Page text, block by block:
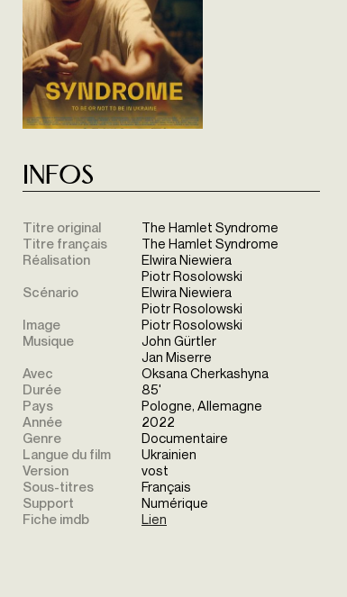
Infos
Titre original
The Hamlet Syndrome
Titre français
The Hamlet Syndrome
Réalisation
Elwira Niewiera
Piotr Rosolowski
Scénario
Elwira Niewiera
Piotr Rosolowski
Image
Piotr Rosolowski
Musique
John Gürtler
Jan Miserre
Avec
Oksana Cherkashyna
Durée
85'
Pays
Pologne, Allemagne
Année
2022
Genre
Documentaire
Langue du film
Ukrainien
Version
vost
Sous-titres
Français
Support
Numérique
Fiche imdb
Lien